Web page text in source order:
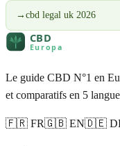
→ cbd legal uk 2026
Le guide CBD N°1 en
et comparatifs en 5
🇫🇷 FR🇬🇧 EN🇩🇪